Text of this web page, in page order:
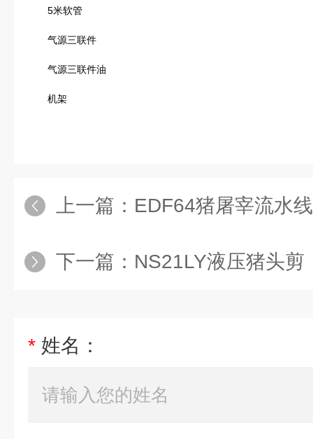
5米软管
气源三联件
气源三联件油
机架
上一篇： EDF64猪屠宰流水
下一篇： NS21LY液压猪头剪
* 姓名：